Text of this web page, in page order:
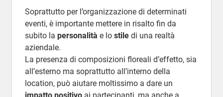
Soprattutto per l’organizzazione di determinati
eventi, è importante mettere in risalto fin da
subito la personalità e lo stiledi una realtà
aziendale.
La presenza di composizioni floreali d’effetto, sia
all’esterno ma soprattutto all’interno della
location, può aiutare moltissimo a dare un